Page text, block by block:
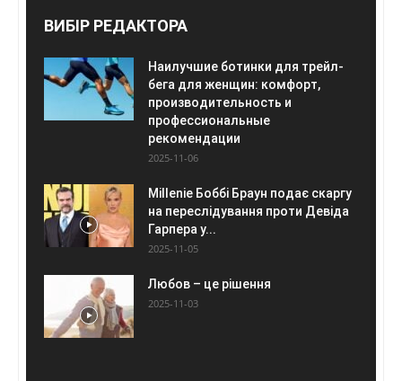
ВИБІР РЕДАКТОРА
Наилучшие ботинки для трейл-
бега для женщин: комфорт,
производительность и
профессиональные
рекомендации
2025-11-06
Millenie Боббі Браун подає скаргу
на переслідування проти Девіда
Гарпера у...
2025-11-05
Любов – це рішення
2025-11-03